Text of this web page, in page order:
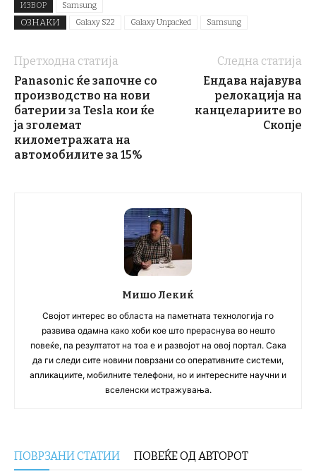
ИЗВОР Samsung
ОЗНАКИ Galaxy S22 Galaxy Unpacked Samsung
Претходна статија
Panasonic ќе започне со
производство на нови
батерии за Tesla кои ќе
ја зголемат
километражата на
автомобилите за 15%
Следна статија
Ендава најавува
релокација на
канцелариите во
Скопје
Мишо Лекиќ
Својот интерес во областа на паметната технологија го
развива одамна како хоби кое што прераснува во нешто
повеќе, па резултатот на тоа е и развојот на овој портал. Сака
да ги следи сите новини поврзани со оперативните системи,
апликациите, мобилните телефони, но и интересните научни и
вселенски истражувања.
ПОВРЗАНИ СТАТИИ ПОВЕЌЕ ОД АВТОРОТ